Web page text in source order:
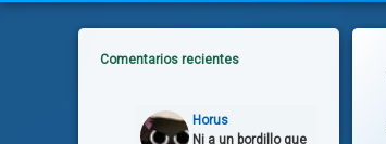
Comentarios recientes
Horus
Ni a un bordillo que